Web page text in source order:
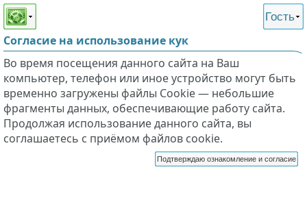
Этот сайт поддерживает
слабовидящих
Гость
Согласие на использование кук
Во время посещения данного сайта на Ваш
компьютер, телефон или иное устройство могут быть
временно загружены файлы Cookie — небольшие
фрагменты данных, обеспечивающие работу сайта.
Продолжая использование данного сайта, вы
соглашаетесь с приёмом файлов cookie.
Подтверждаю ознакомление и согласие